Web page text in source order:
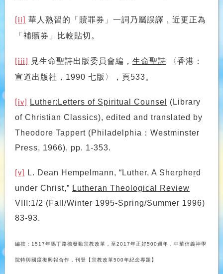
[ii]
華人熟習的「贖罪券」一詞乃屬誤譯，近更正為
「補贖券」比較貼切。
[iii] 見生命聖詩出版委員會編， 生命聖詩
〈香港：
宣道出版社， 1990 七版〉，頁533。
[iv] Luther:Letters of Spiritual Counsel
(Library
of Christian Classics), edited and translated by
Theodore Tappert (Philadelphia ： Westminster
Press, 1966), pp. 1-353.
[v] L. Dean Hempelmann, “Luther, A Sherpherd
under Christ,” Lutheran Theological Review
VIII:1/2 (Fall/Winter 1995-Spring/Summer 1996)
83-93.
編按： 1517年馬丁路德發動宗教改革，至2017年正好500週年，中華信義神學
院特與國度復興報合作，刊登 【宗教改革500年紀念專題】